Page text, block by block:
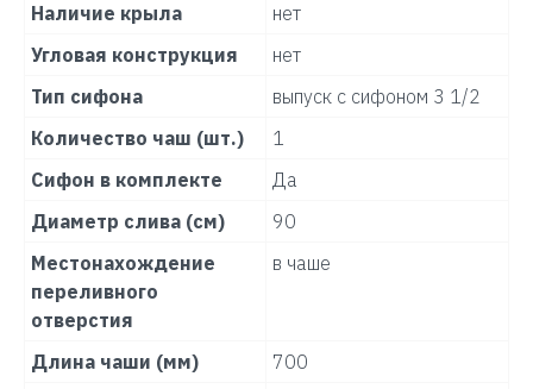
Наличие крыла
нет
Угловая конструкция
нет
Тип сифона
выпуск с сифоном 3 1/2
Количество чаш (шт.)
1
Сифон в комплекте
Да
Диаметр слива (см)
90
Местонахождение
переливного
отверстия
в чаше
Длина чаши (мм)
700